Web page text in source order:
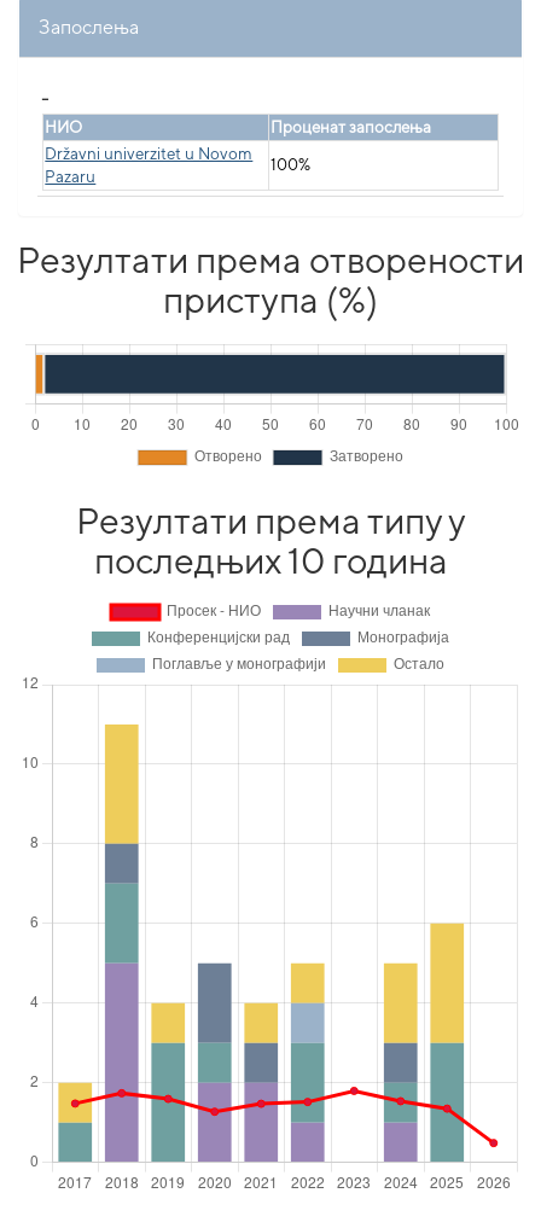
Запослења
НИО
Проценат запослења
Državni univerzitet u Novom
Pazaru
100%
Резултати према отворености
приступа (%)
Резултати према типу у
последњих 10 година